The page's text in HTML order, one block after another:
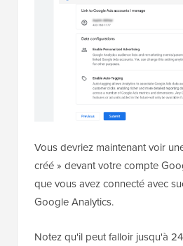
Vous devriez maintenant voir
créé » devant votre compte
que vous avez connecté avec
Google Analytics.
Notez qu'il peut falloir jusqu'à